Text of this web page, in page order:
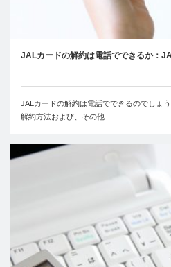
JALカードの解約は電話でできるか：
JALカードの解約は電話でできるのでしょ
解約方法および、その他…